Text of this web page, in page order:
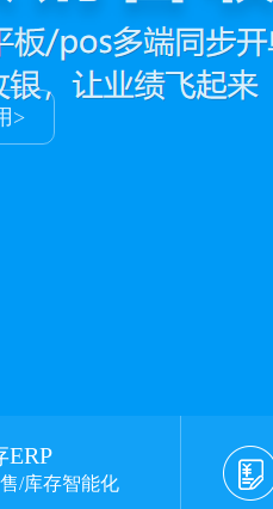
>
ERP
/库存智能化